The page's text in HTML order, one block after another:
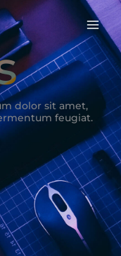
dolor sit amet,
feugiat.